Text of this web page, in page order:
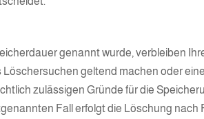
genannt wurde, verbleiben
geltend machen oder
zulässigen Gründe für die
Fall erfolgt die Löschung nach